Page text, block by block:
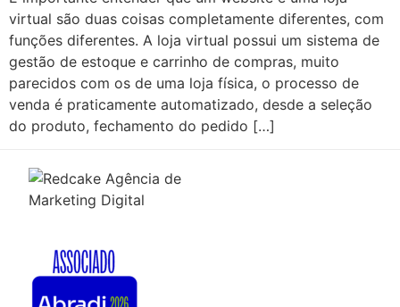
virtual são duas coisas completamente diferentes, com
funções diferentes. A loja virtual possui um sistema de
gestão de estoque e carrinho de compras, muito
parecidos com os de uma loja física, o processo de
venda é praticamente automatizado, desde a seleção
do produto, fechamento do pedido […]